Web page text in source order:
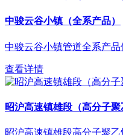
中骏云谷小镇（全系产品）
中骏云谷小镇管道全系产品
查看详情
昭沪高速镇雄段（高分子
昭沪高速镇雄段高分子聚